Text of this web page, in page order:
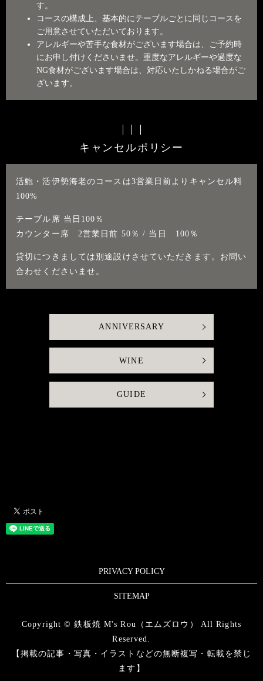
す。
コースの構成上、基本的にテーブルごとに同じコースを
ご用意させていただいております。
アレルギーや苦手な食材がございます場合は、ご予約時
にお申し付けくださいませ。重度なアレルギーや過度な
NG食材がございます場合は、対応いたしかねる場合がご
ざいます。
キャンセルポリシー
活鮑・活伊勢海老のコースは3営業日前よりキャンセル料
100%
テーブル席 当日100％
カウンター席 2営業日前 50％ / 当日 100％
貸切につきましては別途設けさせていただきます。お問い
合わせくださいませ。
ANNIVERSARY
WINE
GUIDE
PRIVACY POLICY
SITEMAP
Copyright © 鉄板焼 M's Rou（エムズロウ） All Rights
Reserved.
【掲載の記事・写真・イラストなどの無断複写・転載を禁じ
ます】